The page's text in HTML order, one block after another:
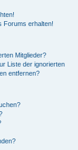
Forums erhalten!
Mitglieder?
Liste der ignorierten
entfernen?